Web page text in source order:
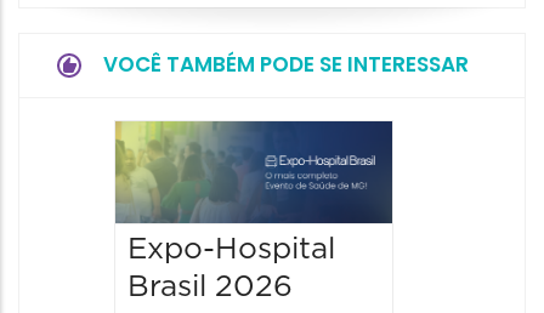
VOCÊ TAMBÉM PODE SE INTERESSAR
Expo-Hospital
Brasil 2026